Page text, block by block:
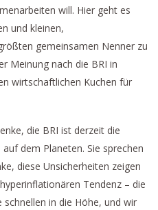
will. Hier geht es
und kleinen,
gemeinsamen Nenner zu
Meinung nach die BRI in
wirtschaftlichen Kuchen für
die BRI ist derzeit die
dem Planeten. Sie sprechen
diese Unsicherheiten zeigen
Tendenz – die
in die Höhe, und wir